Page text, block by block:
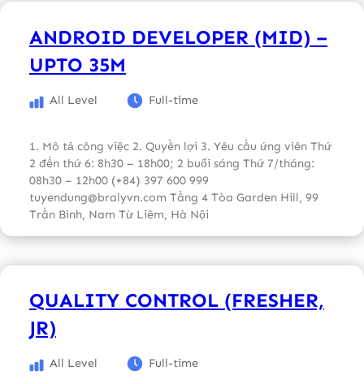
ANDROID DEVELOPER (MID) –
UPTO 35M
All Level Full-time
1. Mô tả công việc 2. Quyền lợi 3. Yêu cầu ứng viên Thứ
2 đến thứ 6: 8h30 – 18h00; 2 buổi sáng Thứ 7/tháng:
08h30 – 12h00 (+84) 397 600 999
tuyendung@bralyvn.com Tầng 4 Tòa Garden Hill, 99
Trần Bình, Nam Từ Liêm, Hà Nội
QUALITY CONTROL (FRESHER,
JR)
All Level Full-time